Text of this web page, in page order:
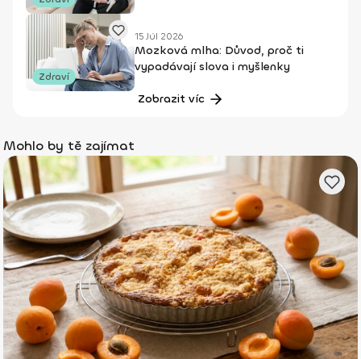
Zdraví
15 Júl 2026
Mozková mlha: Důvod, proč ti
vypadávají slova i myšlenky
Zobrazit víc
Mohlo by tě zajímat